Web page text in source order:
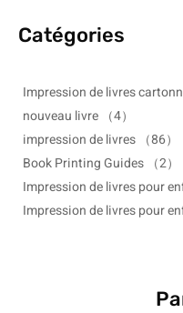
Catégories
Impression de livres
nouveau livre （4）
impression de livres （86）
Book Printing Guides （2）
Impression de livres pour
Impression de livres pour